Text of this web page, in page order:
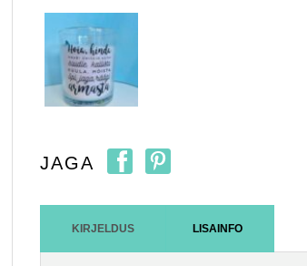
JAGA
KIRJELDUS LISAINFO